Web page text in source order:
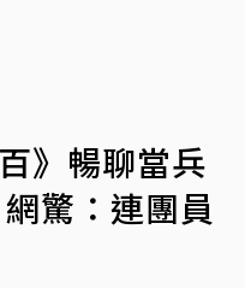
》暢聊當兵
驚：連團員